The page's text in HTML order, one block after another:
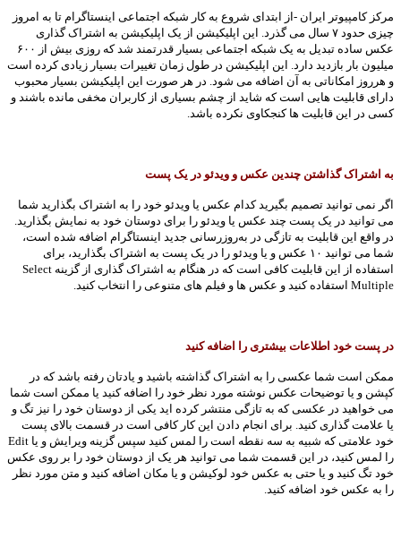
مرکز کامپیوتر ایران -از ابتدای شروع به کار شبکه اجتماعی اینستاگرام تا به امروز
چیزی حدود ۷ سال می گذرد. این اپلیکیشن از یک اپلیکیشن به اشتراک گذاری
عکس ساده تبدیل به یک شبکه اجتماعی بسیار قدرتمند شد که روزی بیش از ۶۰۰
میلیون بار بازدید دارد. این اپلیکیشن در طول زمان تغییرات بسیار زیادی کرده است
و هرروز امکاناتی به آن اضافه می شود. در هر صورت این اپلیکیشن بسیار محبوب
دارای قابلیت هایی است که شاید از چشم بسیاری از کاربران مخفی مانده باشند و
کسی در این قابلیت ها کنجکاوی نکرده باشد.
به اشتراک گذاشتن چندین عکس و ویدئو در یک پست
اگر نمی توانید تصمیم بگیرید کدام عکس یا ویدئو خود را به اشتراک بگذارید شما
می توانید در یک پست چند عکس یا ویدئو را برای دوستان خود به نمایش بگذارید.
در واقع این قابلیت به تازگی در به‌روزرسانی جدید اینستاگرام اضافه شده است،
شما می توانید ۱۰ عکس و یا ویدئو را در یک پست به اشتراک بگذارید، برای
استفاده از این قابلیت کافی است که در هنگام به اشتراک گذاری از گزینه Select
Multiple استفاده کنید و عکس ها و فیلم های متنوعی را انتخاب کنید.
در پست خود اطلاعات بیشتری را اضافه کنید
ممکن است شما عکسی را به اشتراک گذاشته باشید و یادتان رفته باشد که در
کپشن و یا توضیحات عکس نوشته مورد نظر خود را اضافه کنید یا ممکن است شما
می خواهید در عکسی که به تازگی منتشر کرده اید یکی از دوستان خود را نیز تگ و
یا علامت گذاری کنید. برای انجام دادن این کار کافی است در قسمت بالای پست
خود علامتی که شبیه به سه نقطه است را لمس کنید سپس گزینه ویرایش و یا Edit
را لمس کنید، در این قسمت شما می توانید هر یک از دوستان خود را بر روی عکس
خود تگ کنید و یا حتی به عکس خود لوکیشن و یا مکان اضافه کنید و متن مورد نظر
را به عکس خود اضافه کنید.